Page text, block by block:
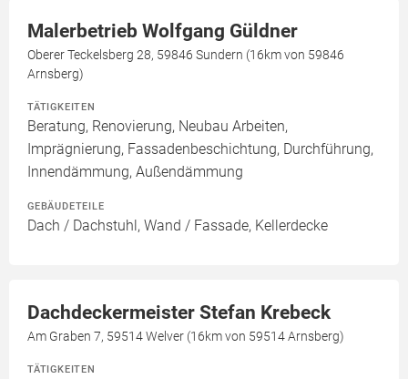
Malerbetrieb Wolfgang Güldner
Oberer Teckelsberg 28, 59846 Sundern (16km von 59846
Arnsberg)
TÄTIGKEITEN
Beratung, Renovierung, Neubau Arbeiten,
Imprägnierung, Fassadenbeschichtung, Durchführung,
Innendämmung, Außendämmung
GEBÄUDETEILE
Dach / Dachstuhl, Wand / Fassade, Kellerdecke
Dachdeckermeister Stefan Krebeck
Am Graben 7, 59514 Welver (16km von 59514 Arnsberg)
TÄTIGKEITEN